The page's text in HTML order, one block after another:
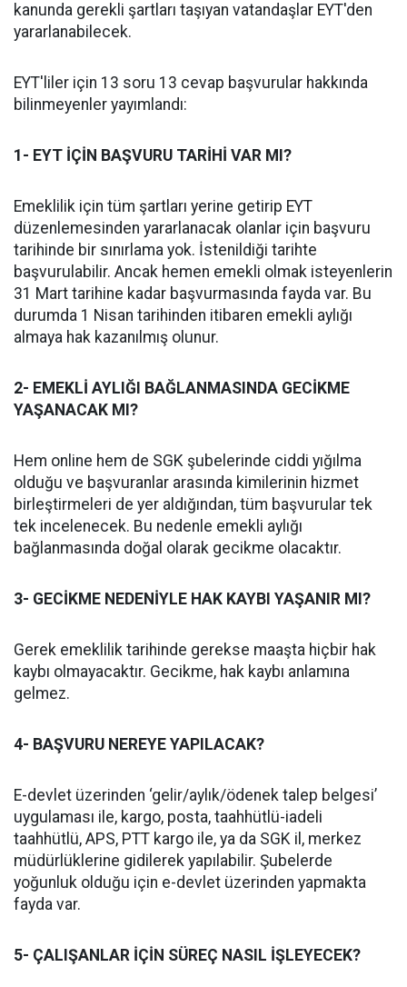
kanunda gerekli şartları taşıyan vatandaşlar EYT'den
yararlanabilecek.
EYT'liler için 13 soru 13 cevap başvurular hakkında
bilinmeyenler yayımlandı:
1- EYT İÇİN BAŞVURU TARİHİ VAR MI?
Emeklilik için tüm şartları yerine getirip EYT
düzenlemesinden yararlanacak olanlar için başvuru
tarihinde bir sınırlama yok. İstenildiği tarihte
başvurulabilir. Ancak hemen emekli olmak isteyenlerin
31 Mart tarihine kadar başvurmasında fayda var. Bu
durumda 1 Nisan tarihinden itibaren emekli aylığı
almaya hak kazanılmış olunur.
2- EMEKLİ AYLIĞI BAĞLANMASINDA GECİKME
YAŞANACAK MI?
Hem online hem de SGK şubelerinde ciddi yığılma
olduğu ve başvuranlar arasında kimilerinin hizmet
birleştirmeleri de yer aldığından, tüm başvurular tek
tek incelenecek. Bu nedenle emekli aylığı
bağlanmasında doğal olarak gecikme olacaktır.
3- GECİKME NEDENİYLE HAK KAYBI YAŞANIR MI?
Gerek emeklilik tarihinde gerekse maaşta hiçbir hak
kaybı olmayacaktır. Gecikme, hak kaybı anlamına
gelmez.
4- BAŞVURU NEREYE YAPILACAK?
E-devlet üzerinden ‘gelir/aylık/ödenek talep belgesi’
uygulaması ile, kargo, posta, taahhütlü-iadeli
taahhütlü, APS, PTT kargo ile, ya da SGK il, merkez
müdürlüklerine gidilerek yapılabilir. Şubelerde
yoğunluk olduğu için e-devlet üzerinden yapmakta
fayda var.
5- ÇALIŞANLAR İÇİN SÜREÇ NASIL İŞLEYECEK?